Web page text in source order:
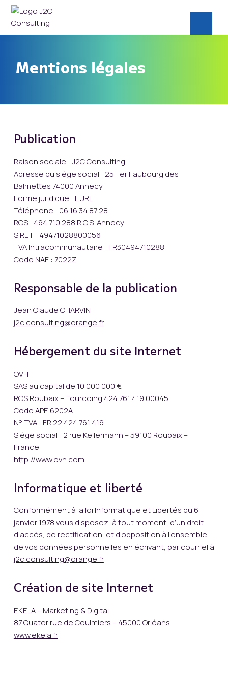
Mentions légales
Publication
Raison sociale : J2C Consulting
Adresse du siège social : 25 Ter Faubourg des
Balmettes 74000 Annecy
Forme juridique : EURL
Téléphone : 06 16 34 87 28
RCS : 494 710 288 R.C.S. Annecy
SIRET : 49471028800056
TVA Intracommunautaire : FR30494710288
Code NAF : 7022Z
Responsable de la publication
Jean Claude CHARVIN
j2c.consulting@orange.fr
Hébergement du site Internet
OVH
SAS au capital de 10 000 000 €
RCS Roubaix – Tourcoing 424 761 419 00045
Code APE 6202A
N° TVA : FR 22 424 761 419
Siège social : 2 rue Kellermann – 59100 Roubaix –
France.
http://www.ovh.com
Informatique et liberté
Conformément à la loi Informatique et Libertés du 6
janvier 1978 vous disposez, à tout moment, d’un droit
d’accès, de rectification, et d’opposition à l’ensemble
de vos données personnelles en écrivant, par courriel à
j2c.consulting@orange.fr
Création de site Internet
EKELA – Marketing & Digital
87 Quater rue de Coulmiers – 45000 Orléans
www.ekela.fr